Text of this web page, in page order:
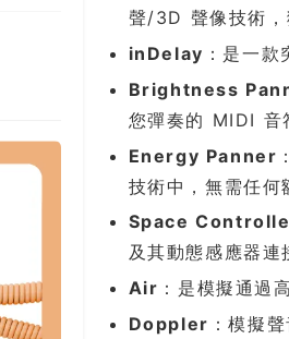
聲/3D 聲像技術，
inDelay ：是一
Brightness
您彈奏的 MIDI 音
Energy Panner
技術中，無需任何
Space
及其動態感應器連
Air ：是模擬通過
Doppler ：模擬